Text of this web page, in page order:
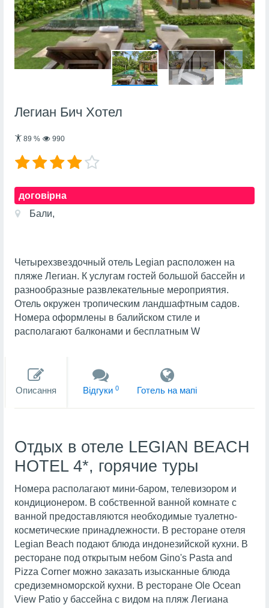
Легиан Бич Хотел
89 % 990
договірна
Бали,
Четырехзвездочный отель Legian расположен на
пляже Легиан. К услугам гостей большой бассейн и
разнообразные развлекательные мероприятия.
Отель окружен тропическим ландшафтным садов.
Номера оформлены в балийском стиле и
располагают балконами и бесплатным W
Описання Вiдгуки 0 Готель на мапi
Отдых в отеле LEGIAN BEACH
HOTEL 4*, горячие туры
Номера располагают мини-баром, телевизором и
кондиционером. В собственной ванной комнате с
ванной предоставляются необходимые туалетно-
косметические принадлежности. В ресторане отеля
Legian Beach подают блюда индонезийской кухни. В
ресторане под открытым небом Gino's Pasta and
Pizza Corner можно заказать изысканные блюда
средиземноморской кухни. В ресторане Ole Ocean
View Patio у бассейна с видом на пляж Легиана